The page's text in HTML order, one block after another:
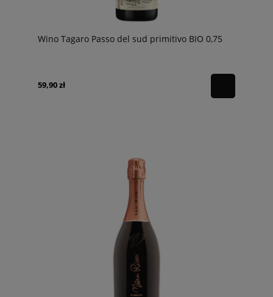
Wino Tagaro Passo del sud primitivo BIO 0,75
59,90 zł